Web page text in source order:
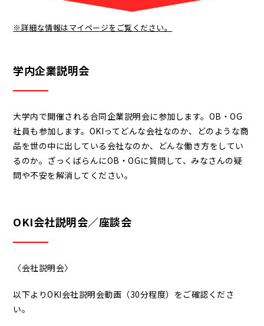
※詳細な情報はマイページをご覧ください。
学内企業説明会
大学内で開催される合同企業説明会に参加します。OB・OG
社員も参加します。OKIってどんな会社なのか、どのような商
品を世の中に出している会社なのか、どんな働き方をしてい
るのか。ざっくばらんにOB・OGに質問して、みなさんの疑
問や不安を解消してください。
OKI会社説明会／座談会
〈会社説明会〉
以下よりOKI会社説明会動画（30分程度）をご確認くださ
い。